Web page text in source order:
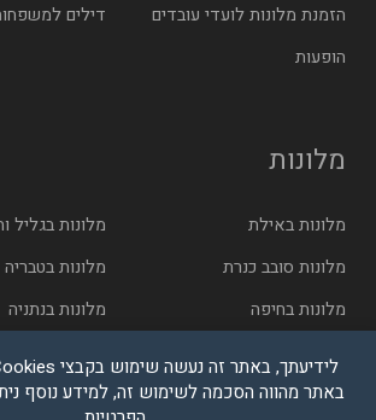
הזמנת מלונות לועדי עובדים
דילים
הופעות
מלונות
מלונות באילת
מלונות בגליל
מלונות סובב כנרת
מלונות בטבריה
מלונות בחיפה
מלונות בנתניה
מלונות בתל אביב
באתר מהווה הסכמה לשימוש זה, למידע נוסף